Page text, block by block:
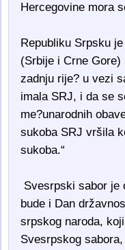
Hercegovine mora
Republiku Srpsku
(Srbije i Crne Gore)
zadnju rije? u vezi
imala SRJ, i da se
me?unarodnih
sukoba SRJ vršila
sukoba.“
Svesrpski sabor je
bude i Dan
srpskog naroda,
Svesrpskog